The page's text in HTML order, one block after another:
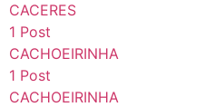
CACERES
1 Post
CACHOEIRINHA
1 Post
CACHOEIRINHA